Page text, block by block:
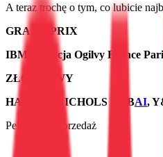
A teraz trochę o tym, co lubicie
GRAND PRIX
IBM, Agencja Ogilvy France
ZŁOTE LWY
HARVEY NICHOLS DUBAI,
Pelikany, wyprzedaż